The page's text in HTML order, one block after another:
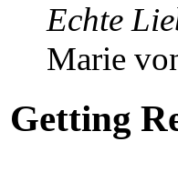
Echte
Marie
Getting